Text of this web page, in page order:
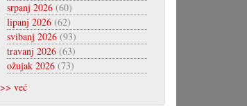
srpanj 2026(60)
lipanj 2026(62)
svibanj 2026(93)
travanj 2026(63)
ožujak 2026(73)
>> već